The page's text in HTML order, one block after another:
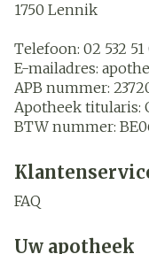
1750 Lennik
Telefoon: 02 532
E-mailadres:
APB nummer:
Apotheek titularis:
BTW nummer:
FAQ
Uw apotheek